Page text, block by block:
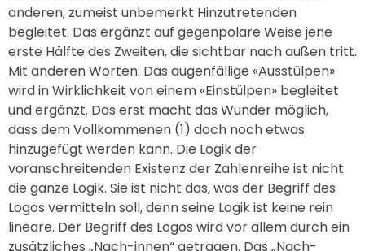
anderen, zumeist unbemerkt Hinzutretenden
begleitet. Das ergänzt auf gegenpolare Weise jene
erste Hälfte des Zweiten, die sichtbar nach außen tritt.
Mit anderen Worten: Das augenfällige «Ausstülpen»
wird in Wirklichkeit von einem «Einstülpen» begleitet
und ergänzt. Das erst macht das Wunder möglich,
dass dem Vollkommenen (1) doch noch etwas
hinzugefügt werden kann. Die Logik der
voranschreitenden Existenz der Zahlenreihe ist nicht
die ganze Logik. Sie ist nicht das, was der Begriff des
Logos vermitteln soll, denn seine Logik ist keine rein
lineare. Der Begriff des Logos wird vor allem durch ein
zusätzliches „Nach-innen“ getragen. Das „Nach-